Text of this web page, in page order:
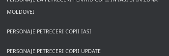
MOLDOVEI
PERSONAJE PETRECERI COPII IASI
PERSONAJE PETRECERI COPII UPDATE